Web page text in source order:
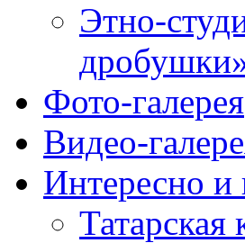
Этно-
Фото-галерея
Видео-
Интересно и
Татарская